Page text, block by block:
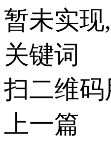
暂未实
关键词
扫二维
上一篇